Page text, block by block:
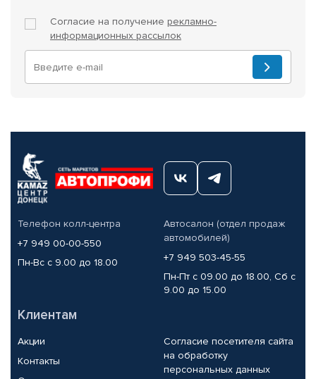
Согласие на получение рекламно-
информационных рассылок
Телефон колл-центра
+7 949 00-00-550
Пн-Вс с 9.00 до 18.00
Автосалон (отдел продаж
автомобилей)
+7 949 503-45-55
Пн-Пт с 09.00 до 18.00, Сб с
9.00 до 15.00
Клиентам
Акции
Контакты
Согласие посетителя сайта
на обработку
персональных данных